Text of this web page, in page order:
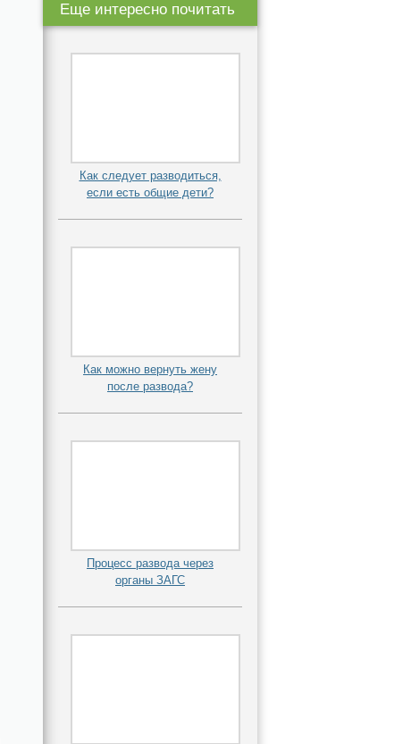
Еще интересно почитать
Как следует разводиться,
если есть общие дети?
Как можно вернуть жену
после развода?
Процесс развода через
органы ЗАГС